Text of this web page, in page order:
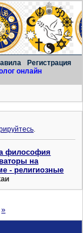
Регистрация
онлайн
.
философия
на
- религиозные
»